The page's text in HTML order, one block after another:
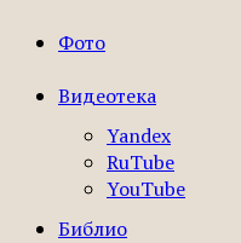
Фото
Видеотека
Yandex
RuTube
YouTube
Библио